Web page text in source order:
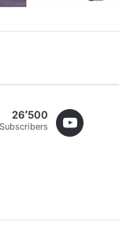
26٬500
Subscribers